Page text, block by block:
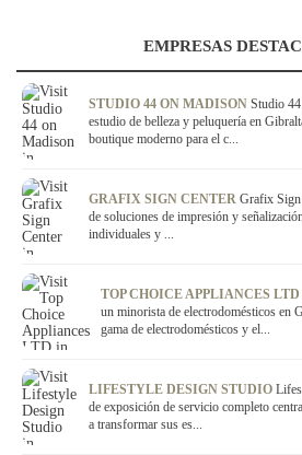
EMPRESAS
STUDIO 44 ON MADISON Studio
estudio de belleza y peluquería en
boutique moderno para el c...
GRAFIX SIGN CENTER Grafix Sign
de soluciones de impresión y
individuales y ...
TOP CHOICE APPLIANCES LTD
un minorista de electrodomésticos en
gama de electrodomésticos y el...
LIFESTYLE DESIGN STUDIO
de exposición de servicio completo
a transformar sus es...